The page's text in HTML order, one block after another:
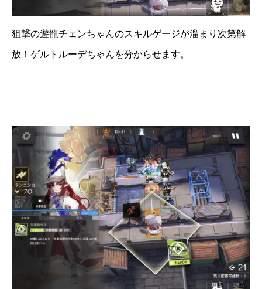
狙撃の遊龍チェンちゃんのスキルゲージが溜まり次第解
放！ゲルトルーデちゃんを分からせます。